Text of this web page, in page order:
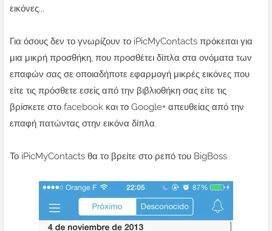
εικόνες...
Για όσους δεν το γνωρίζουν το iPicMyContacts πρόκειται για
μια μικρή προσθήκη, που προσθέτει δίπλα στα ονόματα των
επαφών σας σε οποιαδήποτε εφαρμογή μικρές εικόνες που
είτε τις πρόσθετε εσείς από την βιβλιοθήκη σας είτε τις
βρίσκετε στο facebook και το Google+ απευθείας από την
επαφή πατώντας στην εικόνα δίπλα.
Το iPicMyContacts θα το βρείτε στο ρεπό του BigBoss